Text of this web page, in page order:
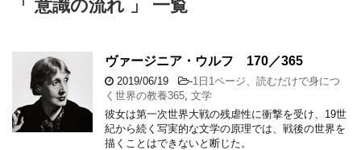
「 意識の流れ 」 一覧
ヴァージニア・ウルフ 170／365
2019/06/19 -1日1ページ、読むだけで身につ
く世界の教養365 文学
彼女は第一次世界大戦の残虐性に衝撃を受け、19世
紀から続く写実的な文学の原理では、戦後の世界を
描くことはできないと断じた。